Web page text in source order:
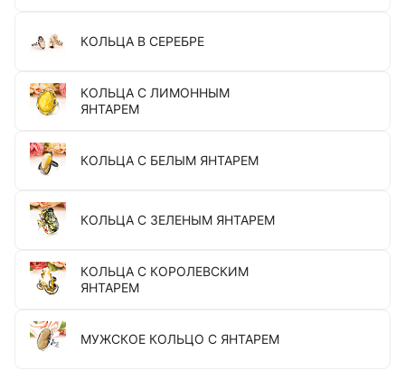
КОЛЬЦА В СЕРЕБРЕ
КОЛЬЦА С ЛИМОННЫМ
ЯНТАРЕМ
КОЛЬЦА С БЕЛЫМ ЯНТАРЕМ
КОЛЬЦА С ЗЕЛЕНЫМ ЯНТАРЕМ
КОЛЬЦА С КОРОЛЕВСКИМ
ЯНТАРЕМ
МУЖСКОЕ КОЛЬЦО С ЯНТАРЕМ